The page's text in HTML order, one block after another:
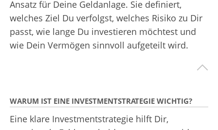
Ansatz für Deine Geldanlage. Sie definiert,
welches Ziel Du verfolgst, welches Risiko zu Dir
passt, wie lange Du investieren möchtest und
wie Dein Vermögen sinnvoll aufgeteilt wird.
WARUM IST EINE INVESTMENTSTRATEGIE WICHTIG?
Eine klare Investmentstrategie hilft Dir,